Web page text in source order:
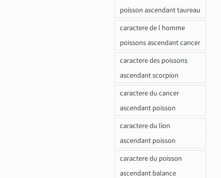
poisson ascendant taureau
caractere de l homme
poissons ascendant cancer
caractere des poissons
ascendant scorpion
caractere du cancer
ascendant poisson
caractere du lion
ascendant poisson
caractere du poisson
ascendant balance